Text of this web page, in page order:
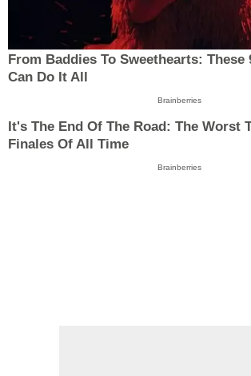
From Baddies To Sweethearts: These
Can Do It All
Brainberries
It's The End Of The Road: The Worst
Finales Of All Time
Brainberries